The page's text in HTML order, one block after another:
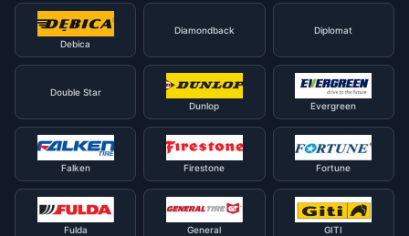
Debica
Diamondback Diplomat
Double Star
Dunlop
Evergreen
Falken Firestone Fortune
Fulda General GITI